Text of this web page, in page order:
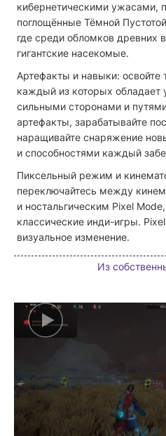
кибернетическими ужасами,
поглощённые Тёмной
где среди обломков древних
гигантские насекомые.
Артефакты и навыки: освойте
каждый из которых
сильными сторонами и
артефакты, зарабатывайте
наращивайте снаряжение
и способностями каждый
Пиксельный режим и
переключайтесь между
и ностальгическим Pixel
классические инди-игры.
визуальное изменение.
Из